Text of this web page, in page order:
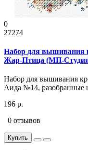
0
27274
Набор для вышивания
Жар-Птица (МП-
Набор для вышивания
Аида №14, разобранные
196 р.
0 отзывов
Купить